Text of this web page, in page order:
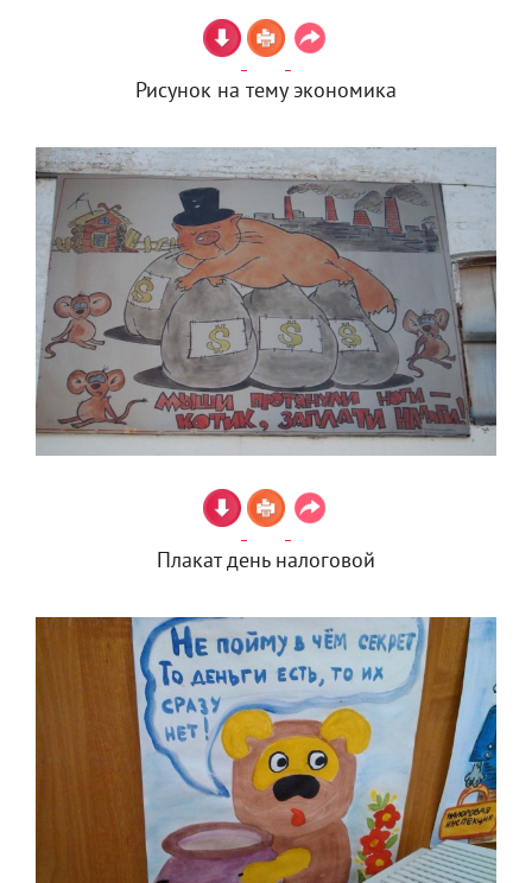
Рисунок на тему экономика
Плакат день налоговой